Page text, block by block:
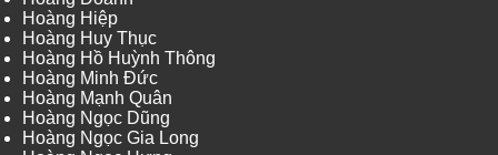
Hoàng Hiệp
Hoàng Huy Thục
Hoàng Hồ Huỳnh Thông
Hoàng Minh Đức
Hoàng Mạnh Quân
Hoàng Ngọc Dũng
Hoàng Ngọc Gia Long